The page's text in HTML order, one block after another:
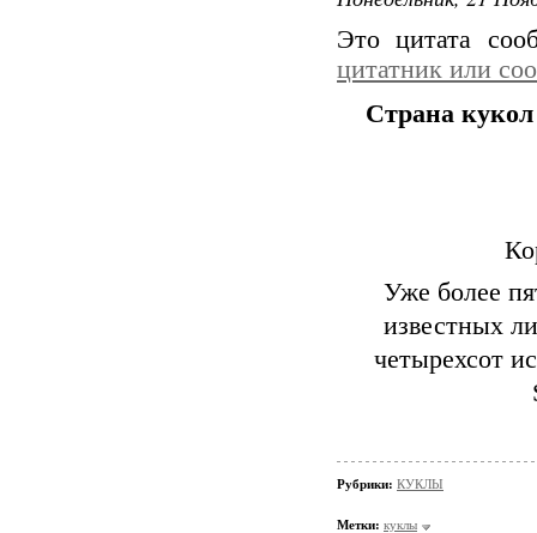
Это цитата
цитатник или
Страна
Уже более
известных
четырехсот
Рубрики: КУКЛЫ
Метки: куклы